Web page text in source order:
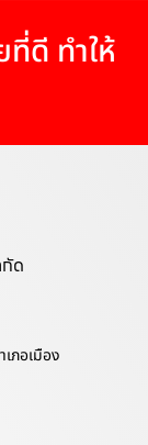
ที่ดี ทำให้
ด
ภอเมือง